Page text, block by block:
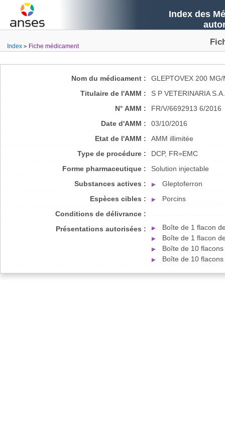
Index des
Index Fiche médicament
Nom du médicament :
GLEPTOVEX 200
Titulaire de l'AMM :
S P VETERINARIA S.A.
N° AMM :
FR/V/6692913 6/2016
Date d'AMM :
03/10/2016
Etat de l'AMM :
AMM illimitée
Type de procédure :
DCP, FR=EMC
Forme pharmaceutique :
Solution injectable
Substances actives :
Gleptoferron
Espèces cibles :
Porcins
Conditions de délivrance :
Présentations autorisées :
Boîte de 1 flacon
Boîte de 1 flacon
Boîte de 10
Boîte de 10